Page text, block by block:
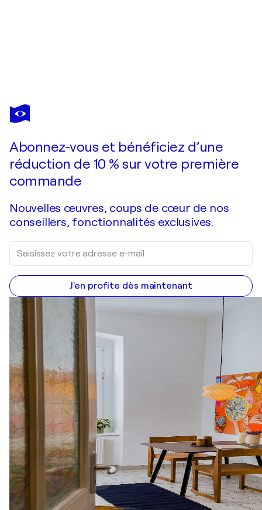
CHARLEY
BRINDLEY
Je passe commande
Abonnez-vous et bénéficiez d’une
réduction de 10 % sur votre première
commande
Nouvelles œuvres, coups de cœur de nos
conseillers, fonctionnalités exclusives.
J'en profite dès maintenant